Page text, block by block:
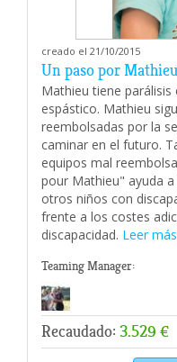
creado el 21/10/2015
Un paso por
Mathieu tiene parálisis
espástico. Mathieu
reembolsadas por la
caminar en el futuro.
equipos mal
pour Mathieu" ayuda
otros niños con
frente a los costes
discapacidad. Leer
Teaming Manager:
Recaudado: 3.529 €